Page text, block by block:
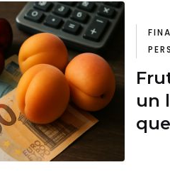
un